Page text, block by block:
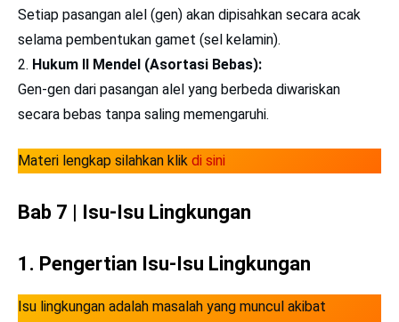
Setiap pasangan alel (gen) akan dipisahkan secara acak
selama pembentukan gamet (sel kelamin).
Hukum II Mendel (Asortasi Bebas):
Gen-gen dari pasangan alel yang berbeda diwariskan
secara bebas tanpa saling memengaruhi.
Materi lengkap silahkan klik di sini
Bab 7 | Isu-Isu Lingkungan
1. Pengertian Isu-Isu Lingkungan
Isu lingkungan adalah masalah yang muncul akibat